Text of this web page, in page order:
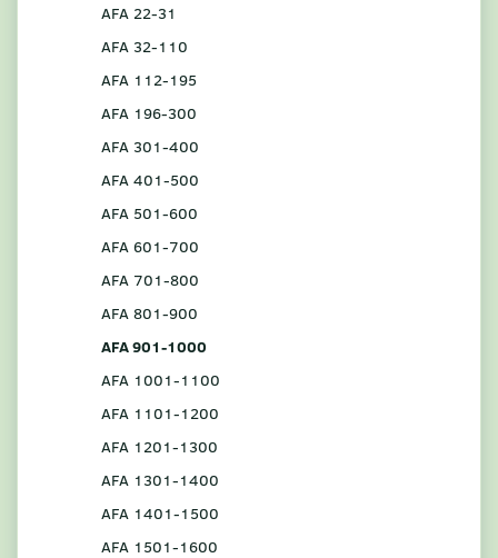
AFA 22-31
AFA 32-110
AFA 112-195
AFA 196-300
AFA 301-400
AFA 401-500
AFA 501-600
AFA 601-700
AFA 701-800
AFA 801-900
AFA 901-1000
AFA 1001-1100
AFA 1101-1200
AFA 1201-1300
AFA 1301-1400
AFA 1401-1500
AFA 1501-1600